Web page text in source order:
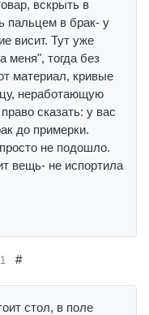
вскрыть в
пальцем в брак- у
висит. Тут уже
меня", тогда без
материал, кривые
неработающую
сказать: у вас
до примерки.
не подошло.
вещь- не испортила
#
стол, в поле